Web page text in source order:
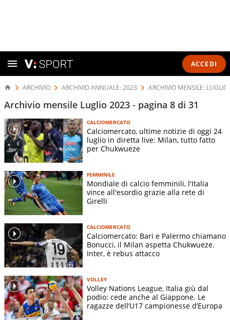
ACCEDI
ARCHIVIO ARCHIVIO ANNUALE: 2023 ARCHIVIO MENSILE:
Archivio mensile Luglio 2023 - pagina 8 di 31
CALCIOMERCATO
Calciomercato, ultime notizie di oggi 24
luglio in diretta live: Milan, tutto fatto
per Chukwueze
FEMMINILE
Mondiale di calcio femminili, l'Italia
vince all'esordio grazie alla rete di
Girelli
CALCIOMERCATO
Calciomercato: Bari e Palermo chiamano
Bonucci, il Milan aspetta Chukwueze.
Inter, è rebus attacco
VOLLEY
Volley Nations League, Italia giù dal
podio: cede anche al Giappone. Le
ragazze dell’U17 campionesse d’Europa